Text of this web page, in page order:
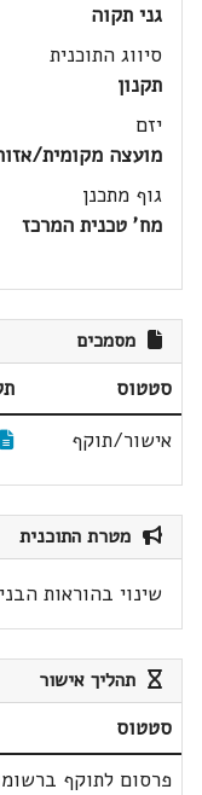
גני תקוה
סיווג התוכנית
תקנון
יזם
מועצה מקומית/
גוף מתכנן
מח' טכנית המרכז
מסמכים
סטטוס
אישור/תוקף
מטרת התוכנית
שינוי בהוראות
תהליך אישור
סטטוס
פרסום לתוקף